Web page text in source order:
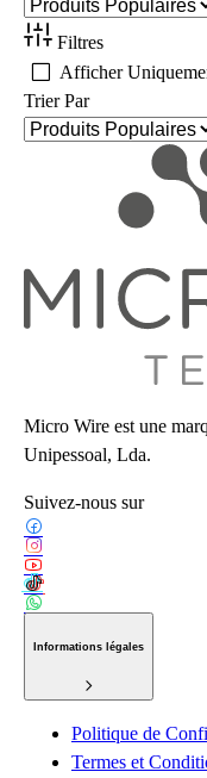
Filtres
Afficher
Trier Par
Micro Wire est une
Unipessoal, Lda.
Suivez-nous sur
Informations légales
Politique de
Termes et